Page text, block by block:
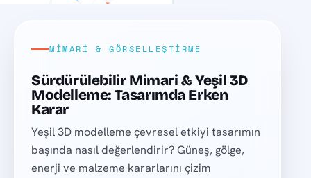
MIMARI & GÖRSELLEŞTIRME
Sürdürülebilir Mimari & Yeşil 3D
Modelleme: Tasarımda Erken
Karar
Yeşil 3D modelleme çevresel etkiyi tasarımın
başında nasıl değerlendirir? Güneş, gölge,
enerji ve malzeme kararlarını çizim